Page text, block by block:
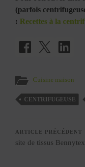
(parfois
:Recettes à la
Cuisine maison
CENTRIFUGEUSE
ARTICLE PRÉCÉDENT
site de tissus